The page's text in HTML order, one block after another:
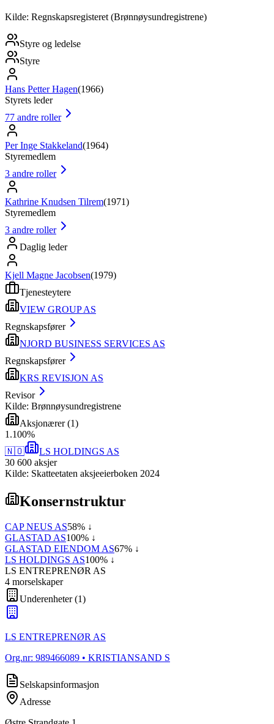
Kilde: Regnskapsregisteret (Brønnøysundregistrene)
Styre og ledelse
Styre
Hans Petter Hagen(1966)
Styrets leder
77 andre roller
Per Inge Stakkeland(1964)
Styremedlem
3 andre roller
Kathrine Knudsen Tilrem(1971)
Styremedlem
3 andre roller
Daglig leder
Kjell Magne Jacobsen(1979)
Tjenesteytere
VIEW GROUP AS
Regnskapsfører
NJORD BUSINESS SERVICES AS
Regnskapsfører
KRS REVISJON AS
Revisor
Kilde: Brønnøysundregistrene
Aksjonærer(1)
1 .100%
🇳🇴
LS HOLDINGS AS
30 600 aksjer
Kilde: Skatteetaten aksjeeierboken 2024
Konsernstruktur
CAP NEUS AS58% ↓
GLASTAD AS100% ↓
GLASTAD EIENDOM AS67% ↓
LS HOLDINGS AS100% ↓
LS ENTREPRENØR AS
4 morselskaper
Underenheter(1)
LS ENTREPRENØR AS
Org.nr: 989466089 • KRISTIANSAND S
Selskapsinformasjon
Adresse